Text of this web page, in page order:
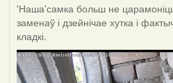
'Наша'самка больш не
заменаў і дзейнічае хутка і
кладкі.